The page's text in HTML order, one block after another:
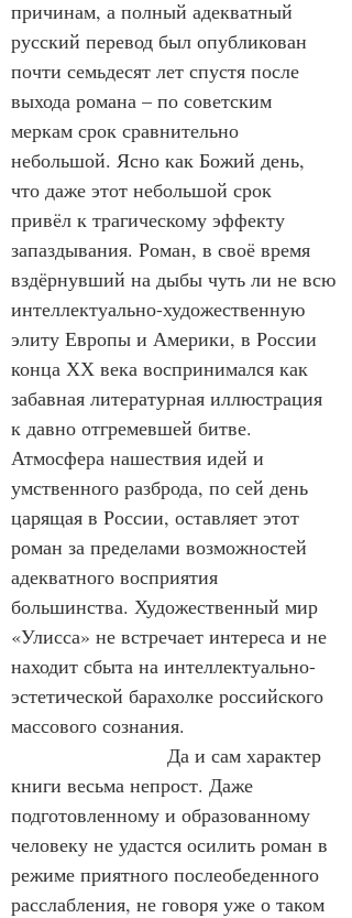
причинам, а полный адекватный
русский перевод был опубликован
почти семьдесят лет спустя после
выхода романа – по советским
меркам срок сравнительно
небольшой. Ясно как Божий день,
что даже этот небольшой срок
привёл к трагическому эффекту
запаздывания. Роман, в своё время
вздёрнувший на дыбы чуть ли не всю
интеллектуально-художественную
элиту Европы и Америки, в России
конца ХХ века воспринимался как
забавная литературная иллюстрация
к давно отгремевшей битве.
Атмосфера нашествия идей и
умственного разброда, по сей день
царящая в России, оставляет этот
роман за пределами возможностей
адекватного восприятия
большинства. Художественный мир
«Улисса» не встречает интереса и не
находит сбыта на интеллектуально-
эстетической барахолке российского
массового сознания.
Да и сам характер
книги весьма непрост. Даже
подготовленному и образованному
человеку не удастся осилить роман в
режиме приятного послеобеденного
расслабления, не говоря уже о таком